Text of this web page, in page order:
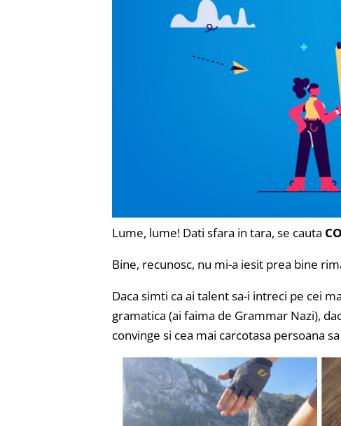
Lume, lume! Dati sfara in tara, se cauta
Bine, recunosc, nu mi-a iesit prea bine
Daca simti ca ai talent sa-i intreci pe cei
gramatica (ai faima de Grammar Nazi),
convinge si cea mai carcotasa persoana